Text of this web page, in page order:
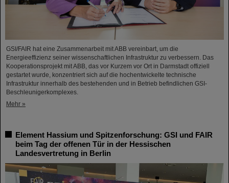
GSI/FAIR hat eine Zusammenarbeit mit ABB vereinbart, um die
Energieeffizienz seiner wissenschaftlichen Infrastruktur zu verbessern. Das
Kooperationsprojekt mit ABB, das vor Kurzem vor Ort in Darmstadt offiziell
gestartet wurde, konzentriert sich auf die hochentwickelte technische
Infrastruktur innerhalb des bestehenden und in Betrieb befindlichen GSI-
Beschleunigerkomplexes.
Mehr »
Element Hassium und Spitzenforschung: GSI und FAIR
beim Tag der offenen Tür in der Hessischen
Landesvertretung in Berlin